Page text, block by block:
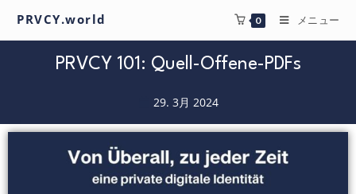
PRVCY.world 0 メニュー
PRVCY 101: Quell-Offene-PDFs
29. 3月 2024